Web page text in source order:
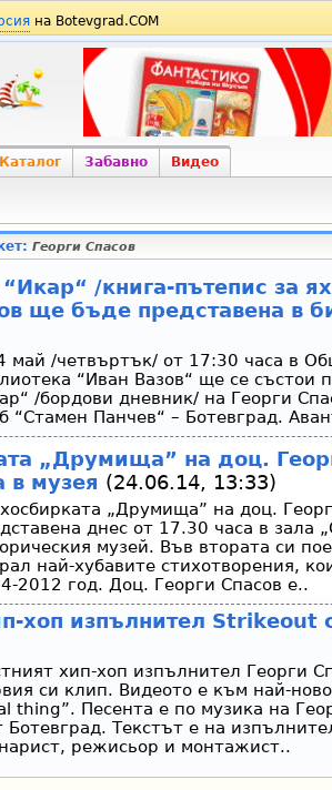
на Botevgrad.COM
Каталог Забавно Видео
Георги Спасов
/книга-пътепис за
ще бъде представена в
май /четвъртък/ от 17:30 часа в
“Иван Вазов“ ще се състои
/бордови дневник/ на Георги
“Стамен Панчев“ – Ботевград.
„Друмища” на доц.
в музея (24.06.14, 13:33)
„Друмища” на доц.
днес от 17.30 часа в зала
музей. Във втората си
най-хубавите стихотворения,
2012 год. Доц. Георги Спасов е..
хоп изпълнител Strikeout
хип-хоп изпълнител Георги
си клип. Видеото е към най-
thing”. Песента е по музика на
Ботевград. Текстът е на
режисьор и монтажист..